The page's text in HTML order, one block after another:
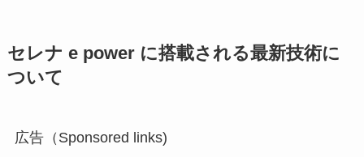
セレナ e power に搭載される最新技術に
ついて
広告（Sponsored links)